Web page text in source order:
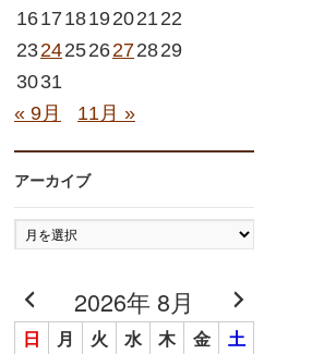
1617 1819202122
23242526272829
3031
« 9月
11月 »
アーカイブ
ア
ー
イ
ブ
2026年 8月
日 月 火 水 木 金 土